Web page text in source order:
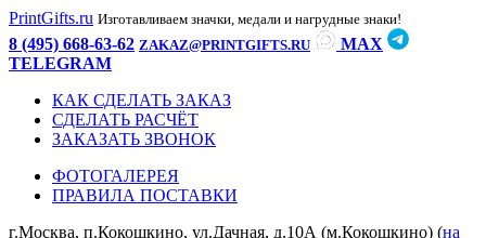
PrintGifts.ru Изготавливаем значки, медали и нагрудные знаки!
8 (495) 668-63-62 ZAKAZ@PRINTGIFTS.RU
MAX
TELEGRAM
КАК СДЕЛАТЬ ЗАКАЗ
СДЕЛАТЬ РАСЧЁТ
ЗАКАЗАТЬ ЗВОНОК
ФОТОГАЛЕРЕЯ
ПРАВИЛА ПОСТАВКИ
г.Москва, п.Кокошкино, ул.Дачная, д.10А (м.Кокошкино) (на